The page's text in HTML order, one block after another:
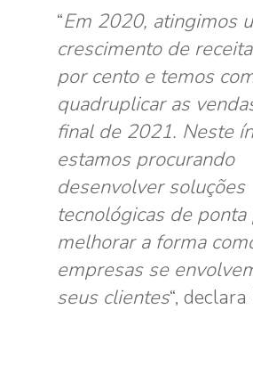
“Em 2020, atingimos
crescimento de
por cento e temos
quadruplicar as
final de 2021. Neste
estamos procurando
desenvolver soluções
tecnológicas de ponta
melhorar a forma
empresas se
seus clientes“,